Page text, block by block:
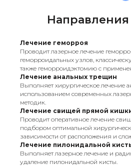
Лечение геморроя
Проводит лазерное лечение
геморроидальных узлов,
также геморроидэктомию с
Лечение анальных трещин
Выполняет хирургическое лечение
использованием современных
методик.
Лечение свищей прямой
Проводит оперативное лечение
подбором оптимальной
зависимости от расположения и
Лечение пилонидальной
Выполняет лазерное лечение и
удаление пилонидальной кисты.